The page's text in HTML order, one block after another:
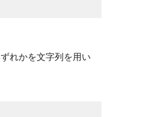
れかを文字列を用い